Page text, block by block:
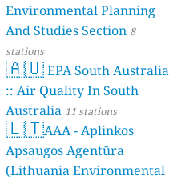
Environmental Planning
And Studies Section 8
stations
🇦🇺EPA South Australia
:: Air Quality In South
Australia 11 stations
🇱🇹AAA - Aplinkos
Apsaugos Agentūra
(Lithuania Environmental